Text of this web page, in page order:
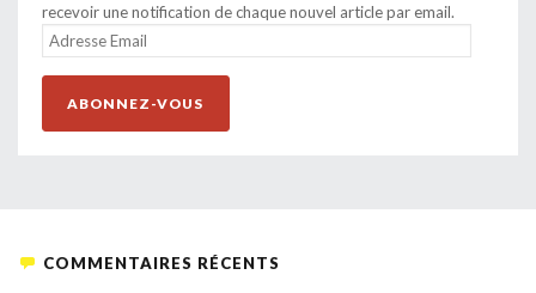
recevoir une notification de chaque nouvel article par email.
ADRESSE
EMAIL
ABONNEZ-VOUS
COMMENTAIRES RÉCENTS